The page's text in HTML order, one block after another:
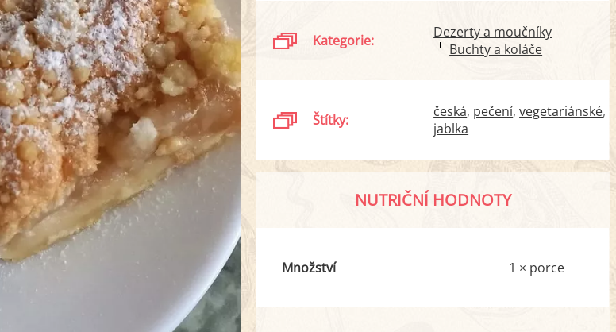
Kategorie:
Dezerty a moučníky
Buchty a koláče
Štítky: česká pečení vegetariánské
jablka
NUTRIČNÍ HODNOTY
Množství 1 × porce